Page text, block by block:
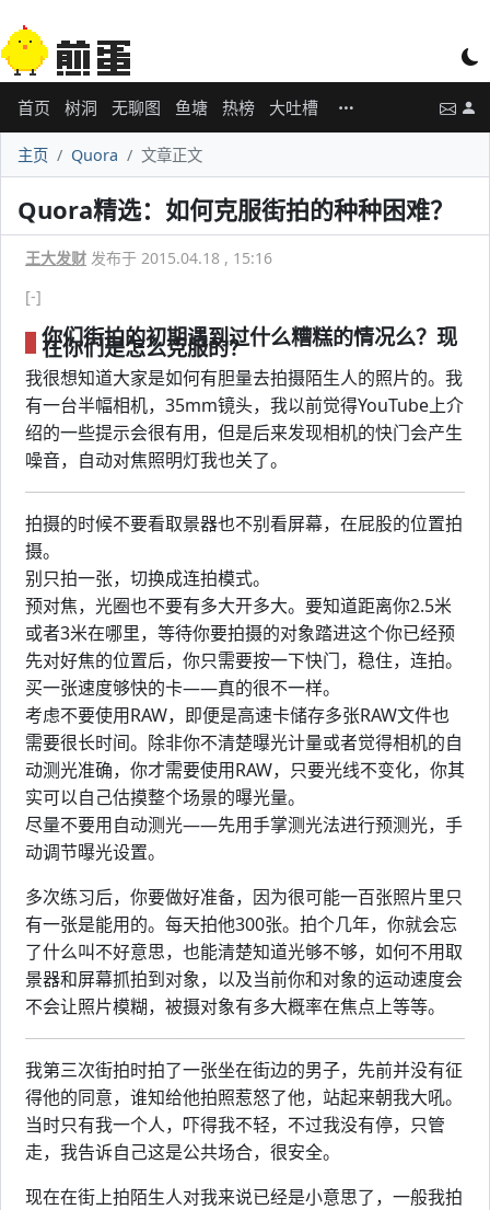
首页 树洞 无聊图 鱼塘 热榜 大吐槽
主页 Quora 文章正文
Quora精选：如何克服街拍的种种困难？
王大发财 发布于 2015.04.18 , 15:16
[-]
你们街拍的初期遇到过什么糟糕的情况么？现
在你们是怎么克服的？
我很想知道大家是如何有胆量去拍摄陌生人的照片的。我
有一台半幅相机，35mm镜头，我以前觉得YouTube上介
绍的一些提示会很有用，但是后来发现相机的快门会产生
噪音，自动对焦照明灯我也关了。
拍摄的时候不要看取景器也不别看屏幕，在屁股的位置拍
摄。
别只拍一张，切换成连拍模式。
预对焦，光圈也不要有多大开多大。要知道距离你2.5米
或者3米在哪里，等待你要拍摄的对象踏进这个你已经预
先对好焦的位置后，你只需要按一下快门，稳住，连拍。
买一张速度够快的卡——真的很不一样。
考虑不要使用RAW，即便是高速卡储存多张RAW文件也
需要很长时间。除非你不清楚曝光计量或者觉得相机的自
动测光准确，你才需要使用RAW，只要光线不变化，你其
实可以自己估摸整个场景的曝光量。
尽量不要用自动测光——先用手掌测光法进行预测光，手
动调节曝光设置。
多次练习后，你要做好准备，因为很可能一百张照片里只
有一张是能用的。每天拍他300张。拍个几年，你就会忘
了什么叫不好意思，也能清楚知道光够不够，如何不用取
景器和屏幕抓拍到对象，以及当前你和对象的运动速度会
不会让照片模糊，被摄对象有多大概率在焦点上等等。
我第三次街拍时拍了一张坐在街边的男子，先前并没有征
得他的同意，谁知给他拍照惹怒了他，站起来朝我大吼。
当时只有我一个人，吓得我不轻，不过我没有停，只管
走，我告诉自己这是公共场合，很安全。
现在在街上拍陌生人对我来说已经是小意思了，一般我拍